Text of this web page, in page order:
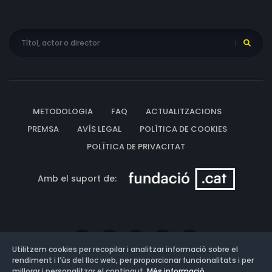
METODOLOGIA FAQ
ACTUALITZACIONS
PREMSA
AVÍS LEGAL
POLÍTICA DE COOKIES
POLÍTICA DE PRIVACITAT
Amb el suport de:
Utilitzem cookies per recopilar i analitzar informació sobre el
rendiment i l’ús del lloc web, per proporcionar funcionalitats i per